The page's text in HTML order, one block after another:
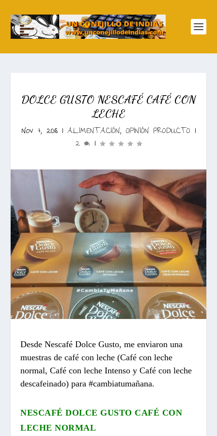
DOLCE GUSTO NESCAFÉ CAFÉ CON
LECHE
Nov 7, 2018| ALIMENTACIÓN, OPINIÓN PRODUCTO |
2 |
Desde Nescafé Dolce Gusto, me enviaron una
muestras de café con leche (Café con leche
normal, Café con leche Intenso y Café con leche
descafeinado) para #cambiatumañana.
NESCAFÉ DOLCE GUSTO CAFÉ CON
LECHE NORMAL